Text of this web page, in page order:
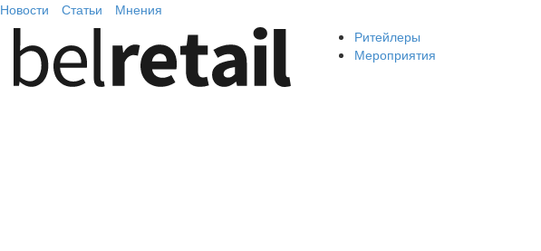
Новости Статьи Мнения
Ритейлеры
Мероприятия